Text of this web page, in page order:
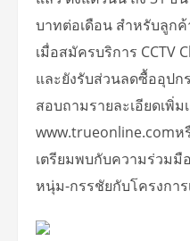
บาทต่อเดือน สำหรับลูกค้
เมื่อสมัครบริการ CCTV
และยังรับส่วนลดซื้ออุปก
สอบถามรายละเอียดเพิ่
www.trueonline.comห
เตรียมพบกับความร่วม
หนุ่ม-กรรชัยกับโครงกา